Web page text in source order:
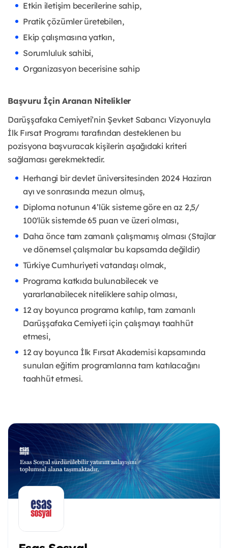
Etkin iletişim becerilerine sahip,
Pratik çözümler üretebilen,
Ekip çalışmasına yatkın,
Sorumluluk sahibi,
Organizasyon becerisine sahip
Başvuru İçin Aranan Nitelikler
Darüşşafaka Cemiyeti’nin Şevket Sabancı Vizyonuyla
İlk Fırsat Programı tarafından desteklenen bu
pozisyona başvuracak kişilerin aşağıdaki kriteri
sağlaması gerekmektedir.
Herhangi bir devlet üniversitesinden 2024 Haziran
ayı ve sonrasında mezun olmuş,
Diploma notunun 4’lük sisteme göre en az 2,5/
100'lük sistemde 65 puan ve üzeri olması,
Daha önce tam zamanlı çalışmamış olması (Stajlar
ve dönemsel çalışmalar bu kapsamda değildir)
Türkiye Cumhuriyeti vatandaşı olmak,
Programa katkıda bulunabilecek ve
yararlanabilecek niteliklere sahip olması,
12 ay boyunca programa katılıp, tam zamanlı
Darüşşafaka Cemiyeti için çalışmayı taahhüt
etmesi,
12 ay boyunca İlk Fırsat Akademisi kapsamında
sunulan eğitim programlarına tam katılacağını
taahhüt etmesi.